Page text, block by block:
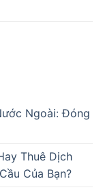
Ngoài: Đóng
Thuê Dịch
Của Bạn?